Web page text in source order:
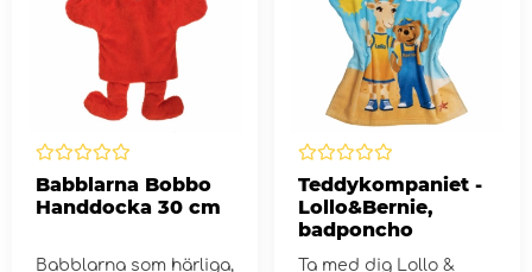
Babblarna Bobbo
Handdocka 30 cm
Babblarna som härliga,
Teddykompaniet -
Lollo&Bernie,
badponcho
Ta med dig Lollo &